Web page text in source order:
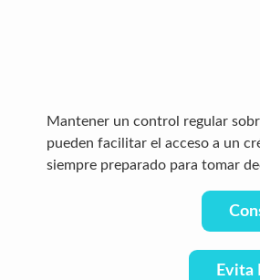
Mantener un control regular
pueden facilitar el acceso a un
siempre preparado para tomar
Evita